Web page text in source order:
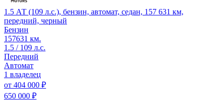
1.5 АТ (109 л.с.), бензин, автомат, седан, 157 631 км,
передний, черный
Бензин
157631 км.
1.5 / 109 л.с.
Передний
Автомат
1 владелец
от 404 000 ₽
650 000 ₽